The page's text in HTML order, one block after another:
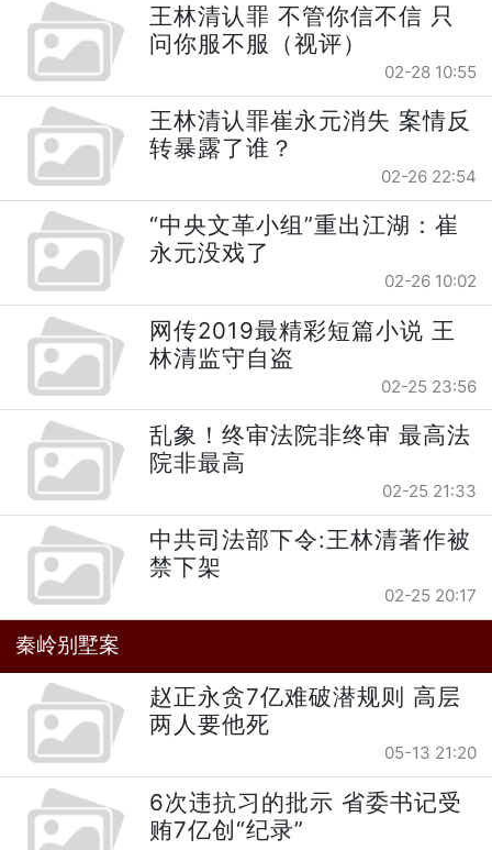
王林清认罪 不管你信不信 只
问你服不服（视评）
02-28 10:55
王林清认罪崔永元消失 案情反
转暴露了谁？
02-26 22:54
“中央文革小组”重出江湖：崔
永元没戏了
02-26 10:02
网传2019最精彩短篇小说 王
林清监守自盗
02-25 23:56
乱象！终审法院非终审 最高法
院非最高
02-25 21:33
中共司法部下令:王林清著作被
禁下架
02-25 20:17
秦岭别墅案
赵正永贪7亿难破潜规则 高层
两人要他死
05-13 21:20
6次违抗习的批示 省委书记受
贿7亿创“纪录”